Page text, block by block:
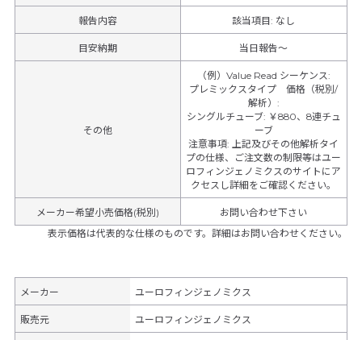
報告内容 該当項目: なし
目安納期 当日報告～
その他
（例）Value Read シーケンス:
プレミックスタイプ 価格（税別/
解析） :
シングルチューブ: ￥880、8連チュ
ーブ
注意事項: 上記及びその他解析タイ
プの仕様、ご注文数の制限等はユー
ロフィンジェノミクスのサイトにア
クセスし詳細をご確認ください。
メーカー希望小売価格(税別)
お問い合わせ下さい
表示価格は代表的な仕様のものです。詳細はお問い合わせください。
メーカー ユーロフィンジェノミクス
販売元 ユーロフィンジェノミクス